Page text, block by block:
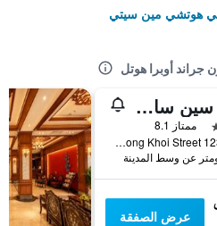
في هوتشي مين سيتي
جراند أوبرا هوتل
بونج سين ساي جون هوتل
ممتاز 8.1
117 - 123 Dong Khoi Street, هوتشي مين سيتي, فيتنام
عرض الصفقة